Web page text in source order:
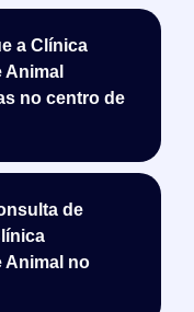
a Clínica
no centro de
de
Animal no